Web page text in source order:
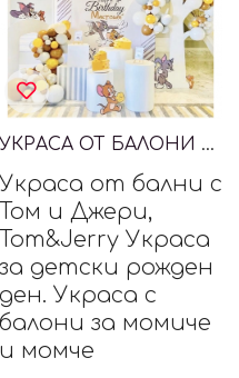
УКРАСА ОТ БАЛОНИ С ТОМ И ДЖЕРИ, TOM&JERRY
Украса от бални с
Том и Джери,
Tom&Jerry Украса
за детски рожден
ден. Украса с
балони за момиче
и момче